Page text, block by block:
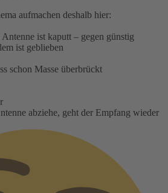
aufmachen deshalb hier:
ist kaputt – gegen günstig
ist geblieben
schon Masse überbrückt
abziehe, geht der Empfang wieder